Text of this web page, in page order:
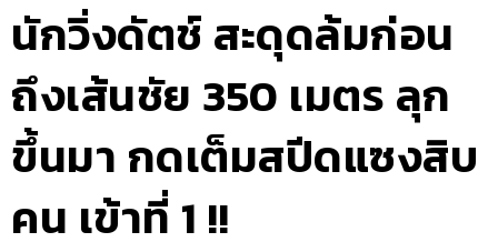
นักวิ่งดัตช์ สะดุดล้มก่อน
ถึงเส้นชัย 350 เมตร ลุก
ขึ้นมา กดเต็มสปีดแซงสิบ
คน เข้าที่ 1 !!